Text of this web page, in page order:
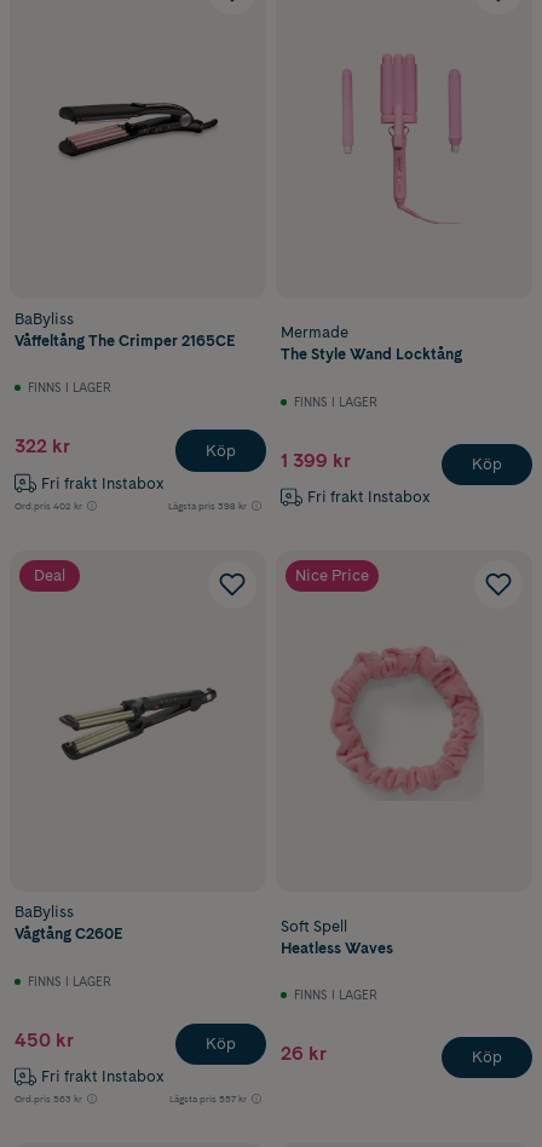
BaByliss
Våffeltång The Crimper 2165CE
FINNS I LAGER
322 kr
Fri frakt Instabox
Ord.pris 402 kr Lägsta pris 398 kr
Köp
Mermade
The Style Wand Locktång
FINNS I LAGER
1 399 kr
Fri frakt Instabox
Köp
Deal
BaByliss
Vågtång C260E
FINNS I LAGER
450 kr
Fri frakt Instabox
Ord.pris 563 kr Lägsta pris 557 kr
Köp
Nice Price
Soft Spell
Heatless Waves
FINNS I LAGER
26 kr Köp